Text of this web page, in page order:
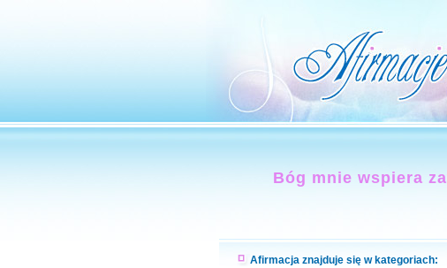
Bóg mnie wspiera
Afirmacja znajduje się w kategoriach: